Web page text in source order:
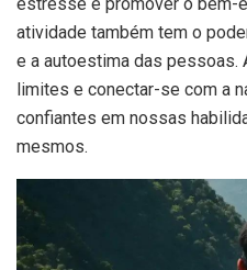
atividade também tem o
e a autoestima das pessoas.
limites e conectar-se com a
confiantes em nossas
mesmos.